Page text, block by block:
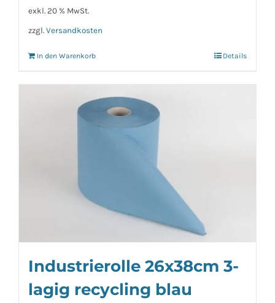
exkl. 20 % MwSt.
zzgl. Versandkosten
In den Warenkorb Details
Industrierolle 26x38cm 3-
lagig recycling blau